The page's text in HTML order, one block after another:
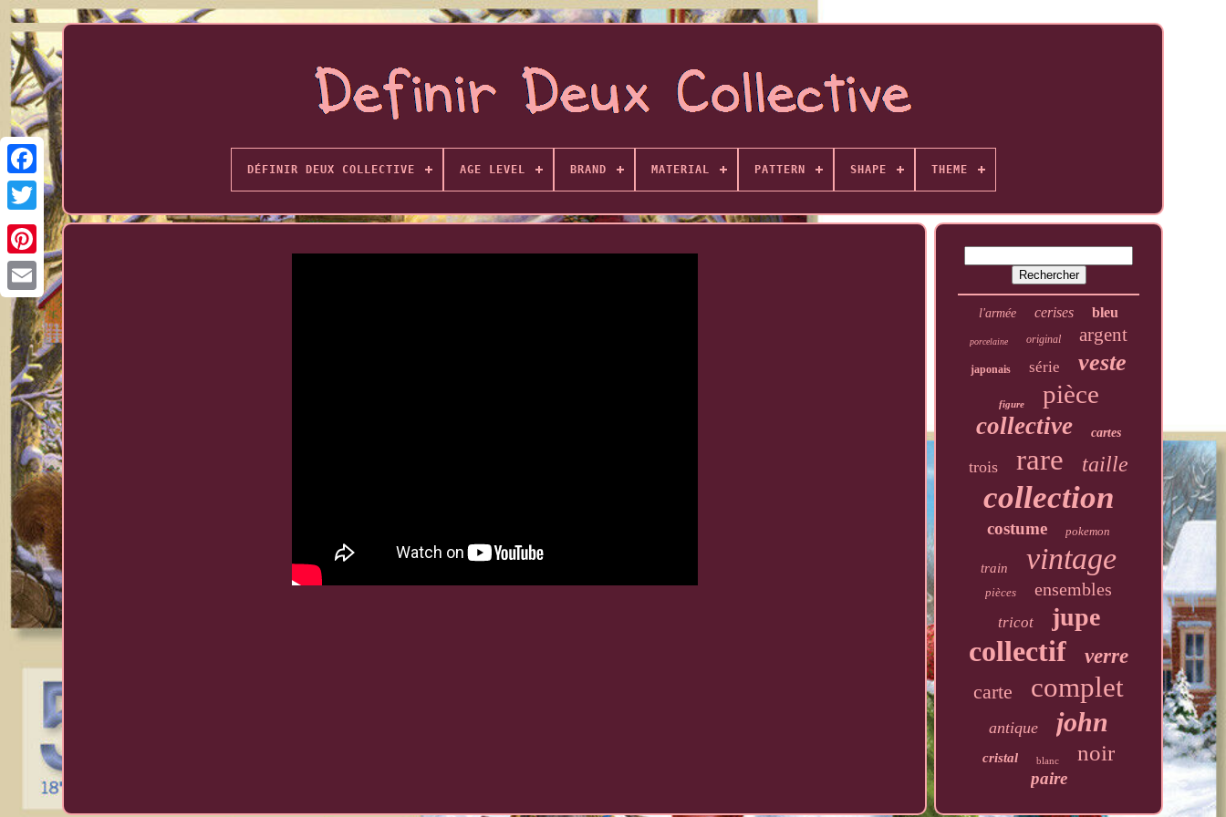
DÉFINIR DEUX COLLECTIVE AGE LEVEL BRAND MATERIAL PATTERN SHAPE THEME
l'armée cerises bleu
porcelaine original argent
japonais série veste
figure pièce
collective cartes
trois rare taille
collection
costume pokemon
train vintage
pièces ensembles
tricot jupe
collectif
verre
carte
complet
antique john
cristal blanc noir
paire